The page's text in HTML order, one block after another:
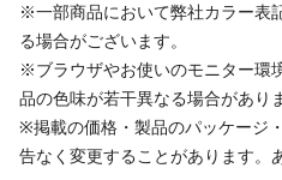
※一部商品において弊社カラー表
る場合がございます。
※ブラウザやお使いのモニター環
品の色味が若干異なる場合があり
※掲載の価格・製品のパッケージ
告なく変更することがあります。